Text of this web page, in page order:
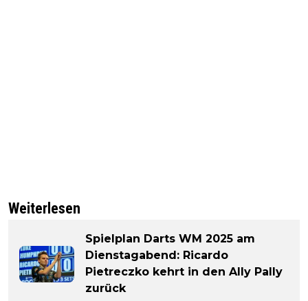
Weiterlesen
Spielplan Darts WM 2025 am
Dienstagabend: Ricardo
Pietreczko kehrt in den Ally Pally
zurück